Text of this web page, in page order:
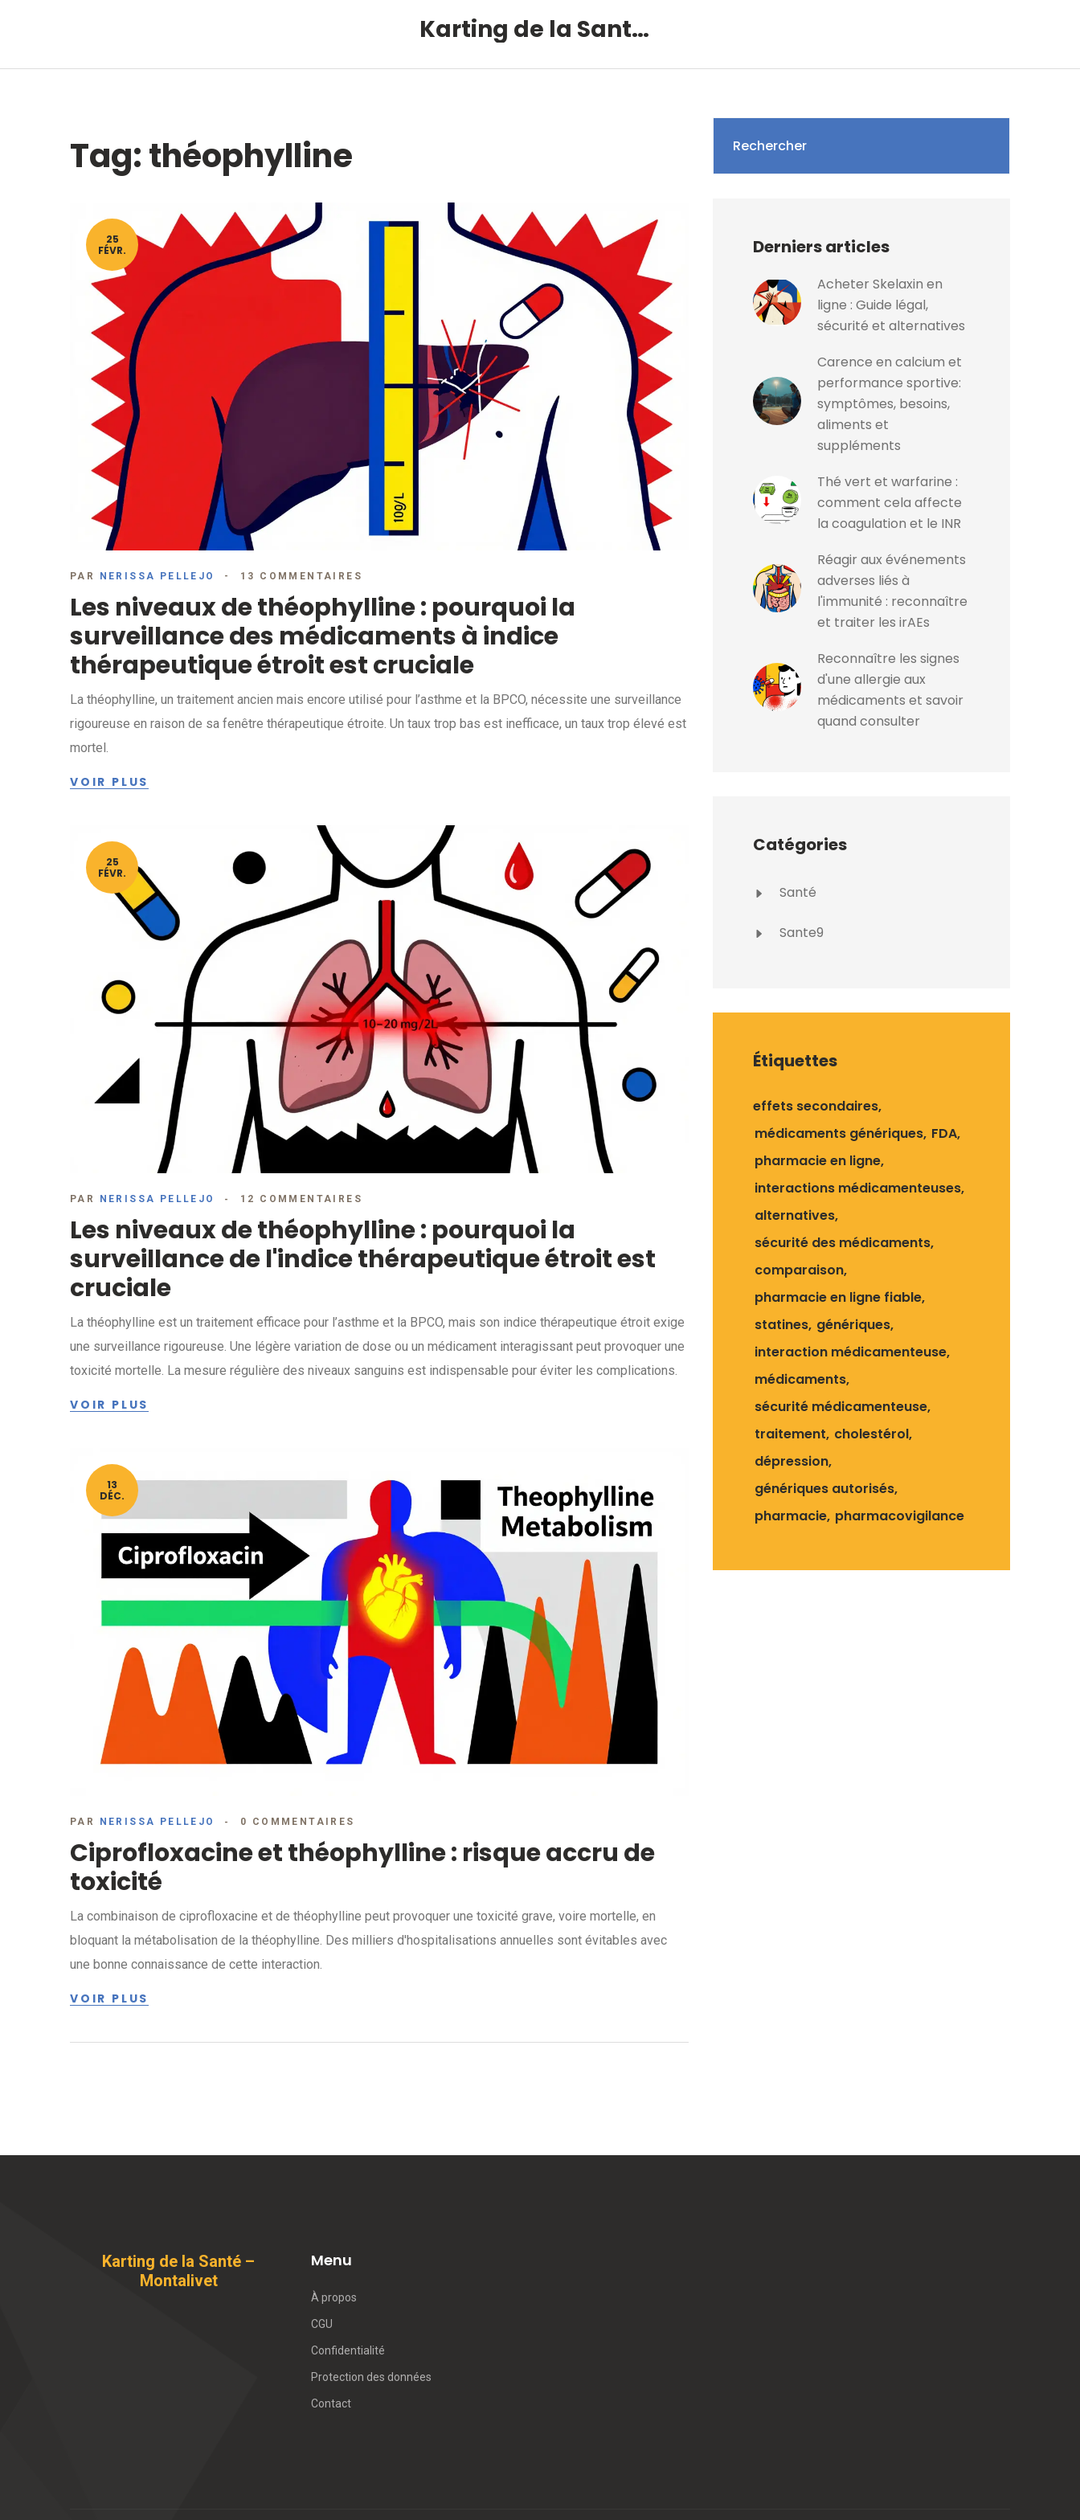
Karting de la Santé – Montalivet
Tag: théophylline
25
FÉVR.
PAR NERISSA PELLEJO 13 COMMENTAIRES
Les niveaux de théophylline : pourquoi la
surveillance des médicaments à indice
thérapeutique étroit est cruciale
La théophylline, un traitement ancien mais encore utilisé pour l’asthme et la BPCO, nécessite une surveillance
rigoureuse en raison de sa fenêtre thérapeutique étroite. Un taux trop bas est inefficace, un taux trop élevé est
mortel.
VOIR PLUS
25
FÉVR.
PAR NERISSA PELLEJO 12 COMMENTAIRES
Les niveaux de théophylline : pourquoi la
surveillance de l'indice thérapeutique étroit est
cruciale
La théophylline est un traitement efficace pour l’asthme et la BPCO, mais son indice thérapeutique étroit exige
une surveillance rigoureuse. Une légère variation de dose ou un médicament interagissant peut provoquer une
toxicité mortelle. La mesure régulière des niveaux sanguins est indispensable pour éviter les complications.
VOIR PLUS
13
DÉC.
PAR NERISSA PELLEJO 0 COMMENTAIRES
Ciprofloxacine et théophylline : risque accru de
toxicité
La combinaison de ciprofloxacine et de théophylline peut provoquer une toxicité grave, voire mortelle, en
bloquant la métabolisation de la théophylline. Des milliers d'hospitalisations annuelles sont évitables avec
une bonne connaissance de cette interaction.
VOIR PLUS
Rechercher
Derniers articles
Acheter Skelaxin en
ligne : Guide légal,
sécurité et alternatives
Carence en calcium et
performance sportive:
symptômes, besoins,
aliments et
suppléments
Thé vert et warfarine :
comment cela affecte
la coagulation et le INR
Réagir aux événements
adverses liés à
l'immunité : reconnaître
et traiter les irAEs
Reconnaître les signes
d'une allergie aux
médicaments et savoir
quand consulter
Catégories
Santé
Sante9
Étiquettes
effets secondaires
médicaments génériques FDA
pharmacie en ligne
interactions médicamenteuses
alternatives
sécurité des médicaments
comparaison
pharmacie en ligne fiable
statines génériques
interaction médicamenteuse
médicaments
sécurité médicamenteuse
traitement cholestérol
dépression
génériques autorisés
pharmacie pharmacovigilance
Karting de la Santé –
Montalivet
Menu
À propos
CGU
Confidentialité
Protection des données
Contact